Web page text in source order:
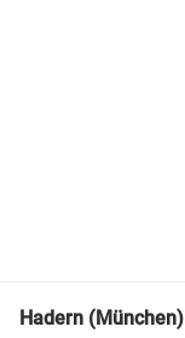
Hadern (München)